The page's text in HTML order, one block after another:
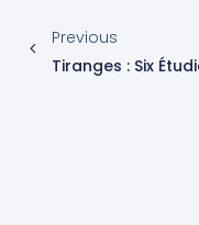
Previous